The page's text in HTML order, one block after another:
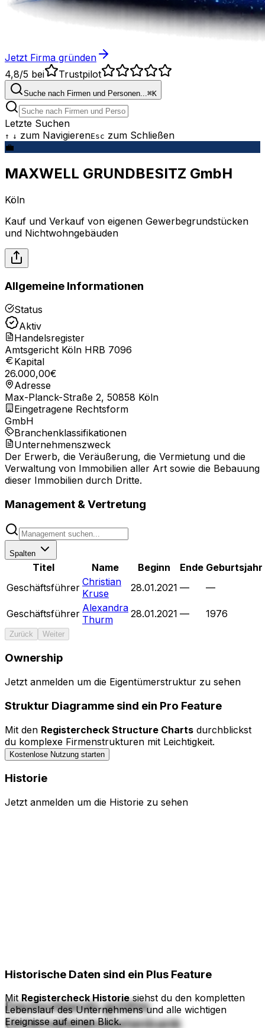
Jetzt Firma gründen
4,8/5 bei Trustpilot
Suche nach Firmen und Personen...⌘K
Letzte Suchen
↑ ↓ zum NavigierenEsc zum Schließen
💼
MAXWELL GRUNDBESITZ GmbH
Köln
Kauf und Verkauf von eigenen Gewerbegrundstücken
und Nichtwohngebäuden
Allgemeine Informationen
Status
Aktiv
Handelsregister
Amtsgericht Köln HRB 7096
Kapital
26.000,00€
Adresse
Max-Planck-Straße 2, 50858 Köln
Eingetragene Rechtsform
GmbH
Branchenklassifikationen
Unternehmenszweck
Der Erwerb, die Veräußerung, die Vermietung und die
Verwaltung von Immobilien aller Art sowie die Bebauung
dieser Immobilien durch Dritte.
Management & Vertretung
Spalten
Titel Name Beginn Ende Geburtsjahr
Geschäftsführer Christian
Kruse
28.01.2021 — —
Geschäftsführer Alexandra
Thurm
28.01.2021 — 1976
Zurück Weiter
Ownership
Jetzt anmelden um die Eigentümerstruktur zu sehen
Bedienelemente ausblenden
0 Entitäten durchsuchen...
Legende
Struktur Diagramme sind ein Pro Feature
Mit den Registercheck Structure Charts durchblickst
du komplexe Firmenstrukturen mit Leichtigkeit.
Kostenlose Nutzung starten
Historie
Jetzt anmelden um die Historie zu sehen
Historische Daten sind ein Plus Feature
MitRegistercheck Historie siehst du den kompletten
Lebenslauf des Unternehmens und alle wichtigen
Ereignisse auf einen Blick.
Deutschlands größte
Unternehmensdatenbank